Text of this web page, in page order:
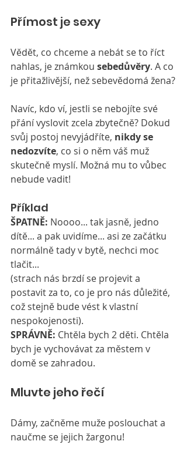
Přímost je sexy
Vědět, co chceme a nebát se to říct
nahlas, je známkou sebedůvěry. A co
je přitažlivější, než sebevědomá žena?
Navíc, kdo ví, jestli se nebojíte své
přání vyslovit zcela zbytečně? Dokud
svůj postoj nevyjádříte, nikdy se
nedozvíte, co si o něm váš muž
skutečně myslí. Možná mu to vůbec
nebude vadit!
Příklad
ŠPATNĚ: Noooo... tak jasně, jedno
dítě... a pak uvidíme... asi ze začátku
normálně tady v bytě, nechci moc
tlačit...
(strach nás brzdí se projevit a
postavit za to, co je pro nás důležité,
což stejně bude vést k vlastní
nespokojenosti).
SPRÁVNĚ: Chtěla bych 2 děti. Chtěla
bych je vychovávat za městem v
domě se zahradou.
Mluvte jeho řečí
Dámy, začněme muže poslouchat a
naučme se jejich žargonu!